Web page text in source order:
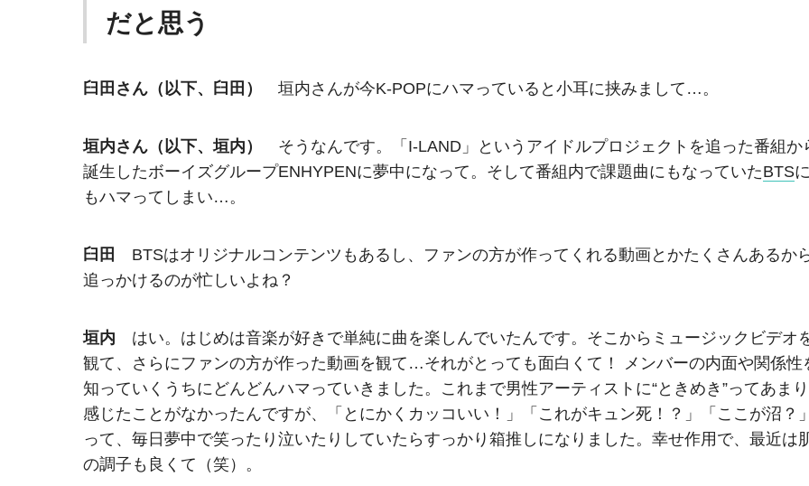
だと思う
臼田さん（以下、臼田） 垣内さんが今K-POPにハマっていると小耳に挟みまして…。
垣内さん（以下、垣内）
そうなんです。「I-LAND」というアイドルプロジェクトを追った番組か
誕生したボーイズグループENHYPENに夢中になって。そして番組内で課題曲にもなっていたBTSに
もハマってしまい…。
臼田
BTSはオリジナルコンテンツもあるし、ファンの方が作ってくれる動画とかたくさんあるか
追っかけるのが忙しいよね？
垣内 はい。はじめは音楽が好きで単純に曲を楽しんでいたんです。そこからミュージックビデオ
観て、さらにファンの方が作った動画を観て…それがとっても面白くて！ メンバーの内面や関係性
知っていくうちにどんどんハマっていきました。これまで男性アーティストに“ときめき”ってあまり
感じたことがなかったんですが、「とにかくカッコいい！」「これがキュン死！？」「ここが沼？」
って、毎日夢中で笑ったり泣いたりしていたらすっかり箱推しになりました。幸せ作用で、最近は
の調子も良くて（笑）。